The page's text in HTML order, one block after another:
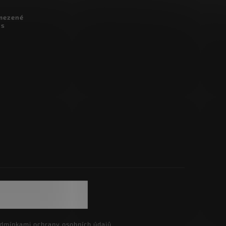
ochrany osobních údajů